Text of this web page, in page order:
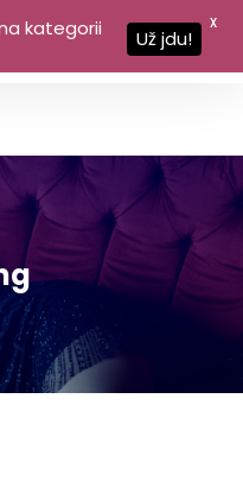
kategorii
Už jdu!
X